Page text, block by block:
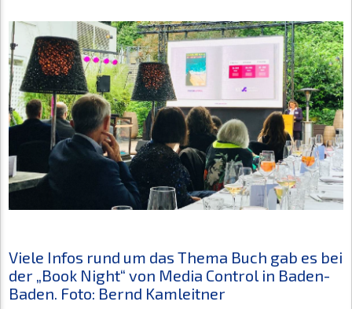
Viele Infos rund um das Thema Buch gab es bei
der „Book Night“ von Media Control in Baden-
Baden. Foto: Bernd Kamleitner